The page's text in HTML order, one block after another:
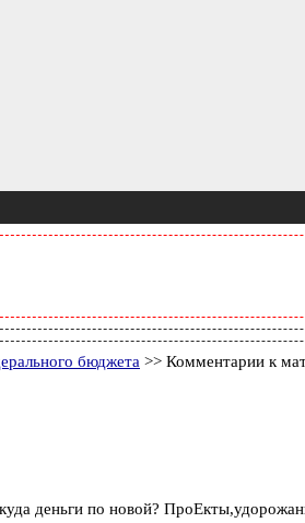
бюджета >> Комментарии к
деньги по новой?